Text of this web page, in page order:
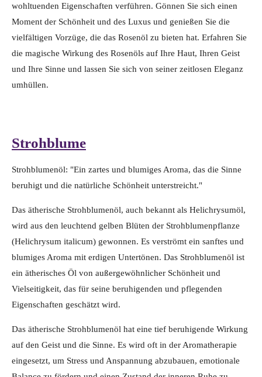
wohltuenden Eigenschaften verführen. Gönnen Sie sich einen
Moment der Schönheit und des Luxus und genießen Sie die
vielfältigen Vorzüge, die das Rosenöl zu bieten hat. Erfahren Sie
die magische Wirkung des Rosenöls auf Ihre Haut, Ihren Geist
und Ihre Sinne und lassen Sie sich von seiner zeitlosen Eleganz
umhüllen.
Strohblume
Strohblumenöl: "Ein zartes und blumiges Aroma, das die Sinne
beruhigt und die natürliche Schönheit unterstreicht."
Das ätherische Strohblumenöl, auch bekannt als Helichrysumöl,
wird aus den leuchtend gelben Blüten der Strohblumenpflanze
(Helichrysum italicum) gewonnen. Es verströmt ein sanftes und
blumiges Aroma mit erdigen Untertönen. Das Strohblumenöl ist
ein ätherisches Öl von außergewöhnlicher Schönheit und
Vielseitigkeit, das für seine beruhigenden und pflegenden
Eigenschaften geschätzt wird.
Das ätherische Strohblumenöl hat eine tief beruhigende Wirkung
auf den Geist und die Sinne. Es wird oft in der Aromatherapie
eingesetzt, um Stress und Anspannung abzubauen, emotionale